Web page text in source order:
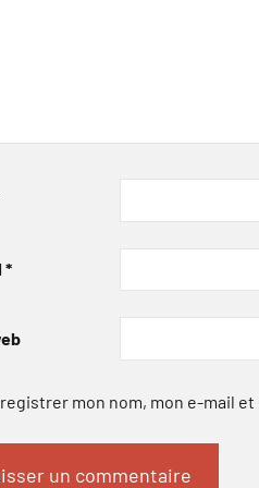
*
mon nom, mon e-mail